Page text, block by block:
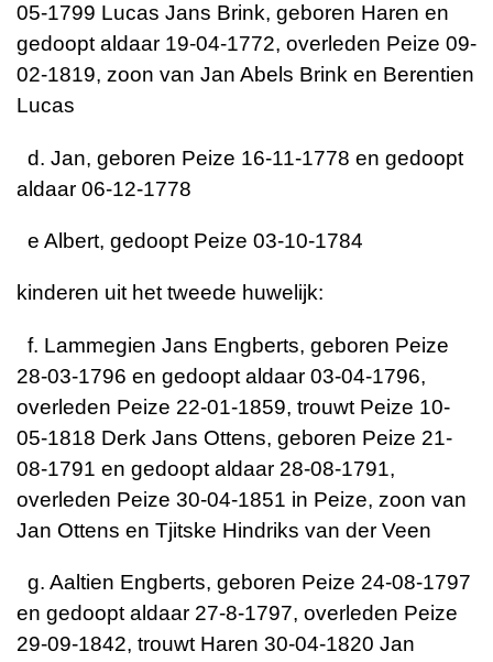
05-1799 Lucas Jans Brink, geboren Haren en
gedoopt aldaar 19-04-1772, overleden Peize 09-
02-1819, zoon van Jan Abels Brink en Berentien
Lucas
d. Jan, geboren Peize 16-11-1778 en gedoopt
aldaar 06-12-1778
e Albert, gedoopt Peize 03-10-1784
kinderen uit het tweede huwelijk:
f. Lammegien Jans Engberts, geboren Peize
28-03-1796 en gedoopt aldaar 03-04-1796,
overleden Peize 22-01-1859, trouwt Peize 10-
05-1818 Derk Jans Ottens, geboren Peize 21-
08-1791 en gedoopt aldaar 28-08-1791,
overleden Peize 30-04-1851 in Peize, zoon van
Jan Ottens en Tjitske Hindriks van der Veen
g. Aaltien Engberts, geboren Peize 24-08-1797
en gedoopt aldaar 27-8-1797, overleden Peize
29-09-1842, trouwt Haren 30-04-1820 Jan